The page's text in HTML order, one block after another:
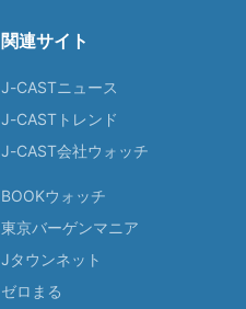
関連サイト
J-CASTニュース
J-CASTトレンド
J-CAST会社ウォッチ
BOOKウォッチ
東京バーゲンマニア
Jタウンネット
ゼロまる